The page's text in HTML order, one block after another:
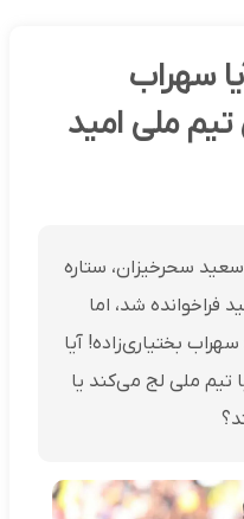
سهراب
تیم ملی امید
سحرخیزان، ستاره
فراخوانده شد، اما
بختیاری‌زاده! آیا
تیم ملی لج می‌کند یا